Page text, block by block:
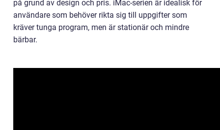
på grund av design och pris. iMac-serien är idealisk för
användare som behöver rikta sig till uppgifter som
kräver tunga program, men är stationär och mindre
bärbar.